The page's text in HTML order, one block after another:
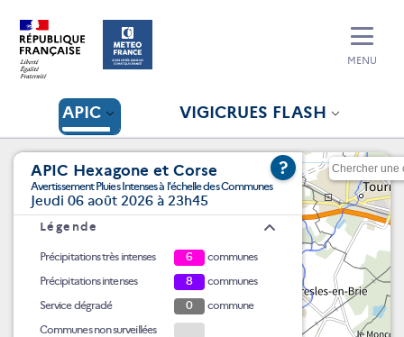
APIC VIGICRUES FLASH
MENU
APIC Hexagone et Corse
Avertissement Pluies Intenses à l'échelle des Communes
Jeudi 06 août 2026 à 23h45
?
Légende
Précipitations très intenses 6
communes
Précipitations intenses
8
communes
Service dégradé
0
commune
Communes non surveillées